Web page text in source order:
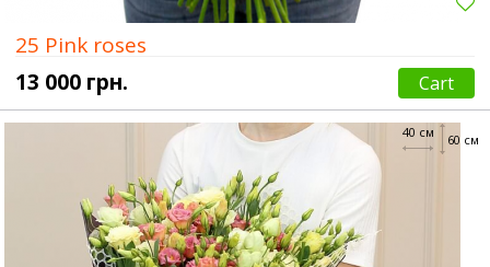
25 Pink roses
13 000 грн.
Cart
60 см
40 см